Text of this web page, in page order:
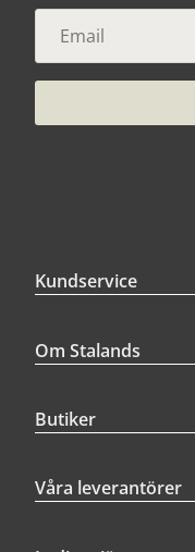
Kundservice
Om Stalands
Butiker
Våra leverantörer